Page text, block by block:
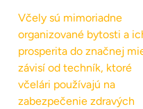
Včely sú mimoriadne
organizované bytosti a
prosperita do značnej
závisí od techník, ktoré
včelári používajú na
zabezpečenie zdravých